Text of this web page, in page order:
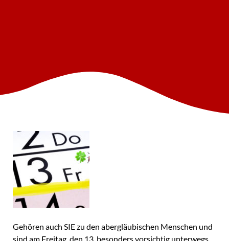
Gehören auch SIE zu den abergläubischen Menschen und
sind am Freitag, den 13. besonders vorsichtig unterwegs …